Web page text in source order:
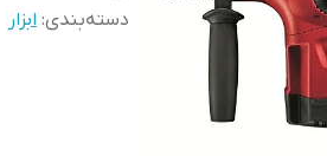
دسته‌بندی: ابزار